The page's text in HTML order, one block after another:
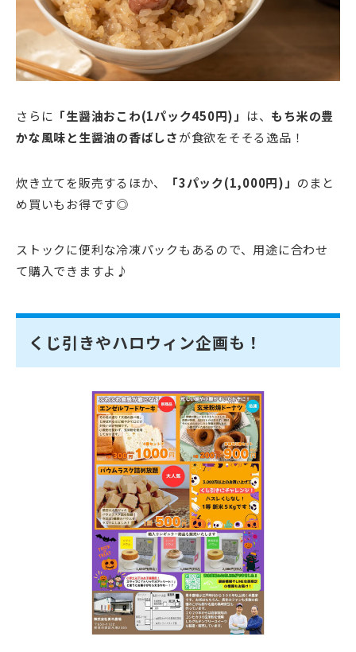
さらに 「生醤油おこわ(1パック450円)」 は、 もち米の豊
かな風味と生醤油の香ばしさが食欲をそそる逸品！
炊き立てを販売するほか、 「3パック(1,000円)」 のまと
め買いもお得です◎
ストックに便利な冷凍パックもあるので、用途に合わせ
て購入できますよ♪
くじ引きやハロウィン企画も！